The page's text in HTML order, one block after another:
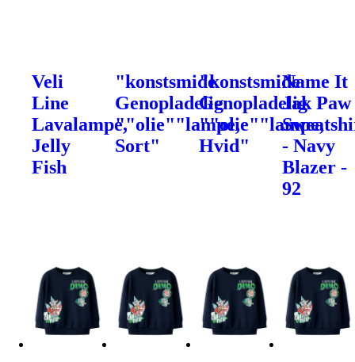
Veli
Line
Lavalampe,
Jelly
Fish
"konstsmide
Genopladelig
""olie""lampe,
Sort"
"konstsmide
Genopladelig
""olie""lampe,
Hvid"
Name It
Jak Paw
- Navy
Blazer -
92